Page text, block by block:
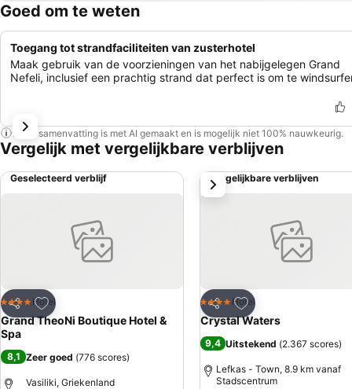
Goed om te weten
Toegang tot strandfaciliteiten van zusterhotel
Maak gebruik van de voorzieningen van het nabijgelegen Grand
Nefeli, inclusief een prachtig strand dat perfect is om te
Deze samenvatting is met AI gemaakt en is mogelijk niet 100% nauwkeurig.
Vergelijk met vergelijkbare verblijven
Geselecteerd verblijf
Delen
Toevoegen aan favorieten
4 SterrenHotel
Grand TheoNi Boutique Hotel &
Spa
8,1 Zeer goed (776 scores)
Vasiliki, Griekenland
Vergelijkbare verblijven
Delen
Toevoegen aan
4 SterrenHotel
Crystal Waters
9,4 Uitstekend (2.367 scores)
Lefkas - Town, 8.9 km vanaf
Stadscentrum
volgende